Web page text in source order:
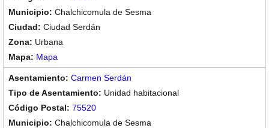
Chalchicomula de Sesma
Ciudad Serdán
Urbana
Mapa
Carmen Serdán
Unidad habitacional
75520
Chalchicomula de Sesma